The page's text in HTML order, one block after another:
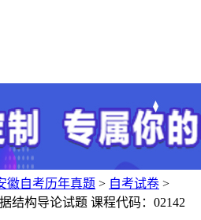
徽自考历年真题 > 自考试卷 >
结构导论试题 课程代码：02142